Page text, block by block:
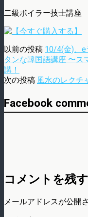
二級ボイラー技士講
以前の投稿 10/4(金)、e
タンな韓国語講座 〜ス
講！
次の投稿 風水のレクチ
Facebook
コメントを残す
メールアドレスが公開